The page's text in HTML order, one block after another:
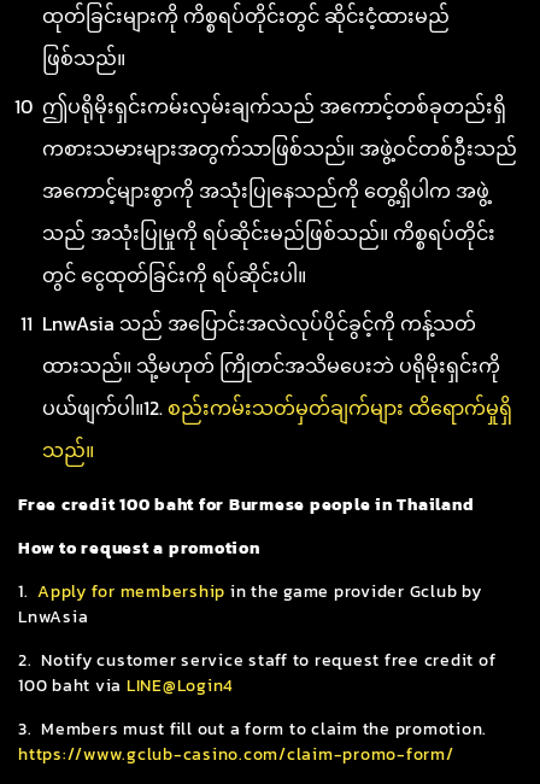
ထုတ်ခြင်းများကို ကိစ္စရပ်တိုင်းတွင် ဆိုင်းငံ့ထားမည်
ဖြစ်သည်။
ဤပရိုမိုးရှင်းကမ်းလှမ်းချက်သည် အကောင့်တစ်ခုတည်းရှိ
ကစားသမားများအတွက်သာဖြစ်သည်။ အဖွဲ့ဝင်တစ်ဦးသည်
အကောင့်များစွာကို အသုံးပြုနေသည်ကို တွေ့ရှိပါက အဖွဲ့
သည် အသုံးပြုမှုကို ရပ်ဆိုင်းမည်ဖြစ်သည်။ ကိစ္စရပ်တိုင်း
တွင် ငွေထုတ်ခြင်းကို ရပ်ဆိုင်းပါ။
LnwAsia သည် အပြောင်းအလဲလုပ်ပိုင်ခွင့်ကို ကန့်သတ်
ထားသည်။ သို့မဟုတ် ကြိုတင်အသိမပေးဘဲ ပရိုမိုးရှင်းကို
ပယ်ဖျက်ပါ။12.စည်းကမ်းသတ်မှတ်ချက်များ ထိရောက်မှုရှိ
သည်။
Free credit 100 baht for Burmese people in Thailand
How to request a promotion
1. Apply for membership in the game provider Gclub by
LnwAsia
2. Notify customer service staff to request free credit of
100 baht via LINE@Login4
3. Members must fill out a form to claim the promotion.
https://www.gclub-casino.com/claim-promo-form/